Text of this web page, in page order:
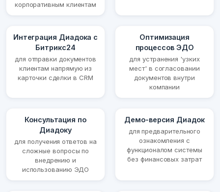
корпоративным клиентам
Интеграция Диадока с
Битрикс24
для отправки документов
клиентам напрямую из
карточки сделки в CRM
Оптимизация
процессов ЭДО
для устранения 'узких
мест' в согласовании
документов внутри
компании
Консультация по
Диадоку
для получения ответов на
сложные вопросы по
внедрению и
использованию ЭДО
Демо-версия Диадок
для предварительного
ознакомления с
функционалом системы
без финансовых затрат